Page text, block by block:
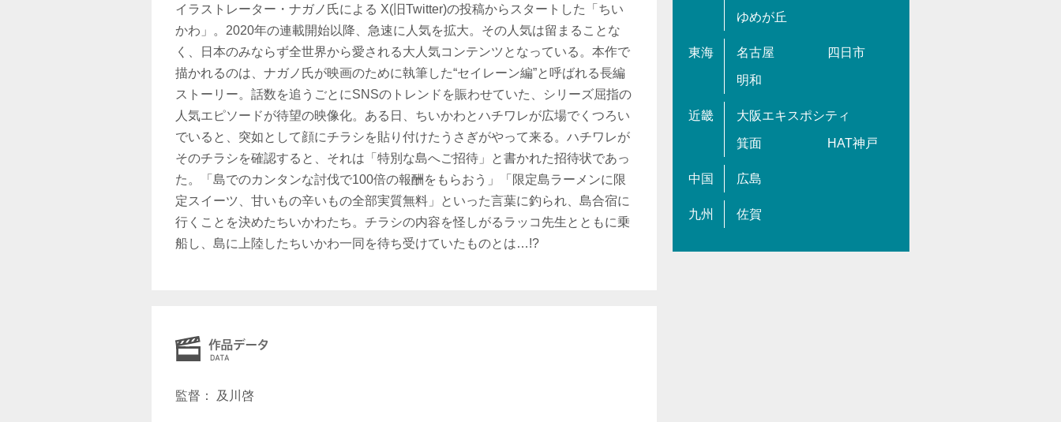
イラストレーター・ナガノ氏による X(旧Twitter)の投稿からスタートした「ちい
かわ」。2020年の連載開始以降、急速に人気を拡大。その人気は留まることな
く、日本のみならず全世界から愛される大人気コンテンツとなっている。本作で
描かれるのは、ナガノ氏が映画のために執筆した“セイレーン編”と呼ばれる長編
ストーリー。話数を追うごとにSNSのトレンドを賑わせていた、シリーズ屈指の
人気エピソードが待望の映像化。ある日、ちいかわとハチワレが広場でくつろい
でいると、突如として顔にチラシを貼り付けたうさぎがやって来る。ハチワレが
そのチラシを確認すると、それは「特別な島へご招待」と書かれた招待状であっ
た。「島でのカンタンな討伐で100倍の報酬をもらおう」「限定島ラーメンに限
定スイーツ、甘いもの辛いもの全部実質無料」といった言葉に釣られ、島合宿に
行くことを決めたちいかわたち。チラシの内容を怪しがるラッコ先生とともに乗
船し、島に上陸したちいかわ一同を待ち受けていたものとは…!?
監督： 及川啓
ゆめが丘
東海 名古屋 四日市
明和
近畿 大阪エキスポシティ
箕面 HAT神戸
中国 広島
九州 佐賀